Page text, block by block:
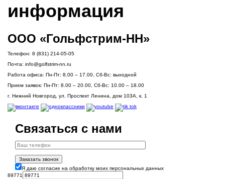
информация
ООО «Гольфстрим-НН»
Телефон: 8 (831) 214-05-05
Почта: info@golfstrim-nn.ru
Работа офиса: Пн-Пт: 8.00 – 17.00, Сб-Вс: выходной
Прием заявок: Пн-Пт: 8.00 – 20.00, Сб-Вс: 10.00 – 18.00
г. Нижний Новгород, ул. Проспект Ленина, дом 103А, к. 1
Связаться с нами
Заказать звонок
Я даю согласие на обработку моих персональных данных
89771